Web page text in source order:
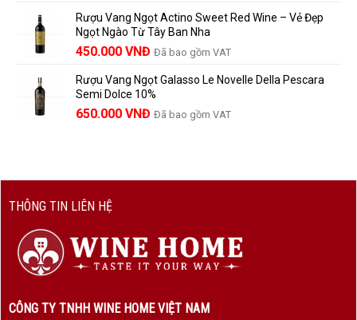
là:
1.529.000 VNĐ.
tại
là:
1.390.000 VNĐ.
Rượu Vang Ngọt Actino Sweet Red Wine – Vẻ Đẹp
Ngọt Ngào Từ Tây Ban Nha
450.000 VNĐ Đã bao gồm VAT
Rượu Vang Ngọt Galasso Le Novelle Della Pescara
Semi Dolce 10%
650.000 VNĐ Đã bao gồm VAT
THÔNG TIN LIÊN HỆ
CÔNG TY TNHH WINE HOME VIỆT NAM